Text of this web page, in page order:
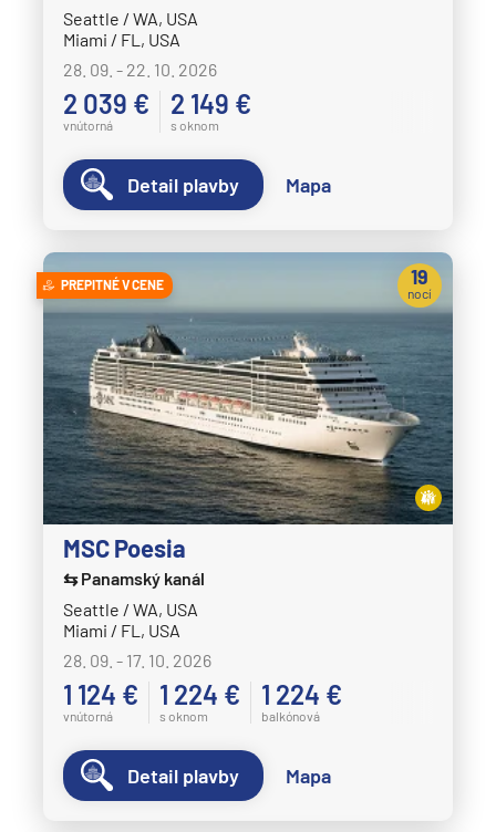
Seattle / WA, USA
Miami / FL, USA
28. 09. - 22. 10. 2026
2 039 €
vnútorná
2 149 €
s oknom
Detail plavby Mapa
PREPITNÉ V CENE
MSC Poesia
⇆ Panamský kanál
Seattle / WA, USA
Miami / FL, USA
28. 09. - 17. 10. 2026
1 124 €
vnútorná
1 224 €
s oknom
1 224 €
balkónová
19
nocí
Detail plavby Mapa